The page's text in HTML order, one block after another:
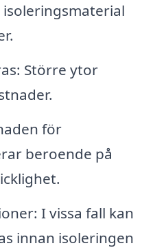
Större ytor
för
beroende på
I vissa fall kan
innan isoleringen